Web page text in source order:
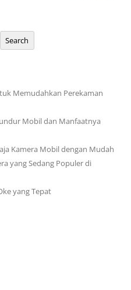
Search
Memudahkan Perekaman
Mobil dan Manfaatnya
Kamera Mobil dengan Mudah
yang Sedang Populer di
yang Tepat